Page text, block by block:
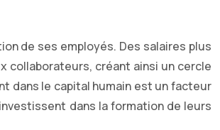
de ses employés. Des salaires plus
créant ainsi un cercle
dans le capital humain est un facteur
dans la formation de leurs